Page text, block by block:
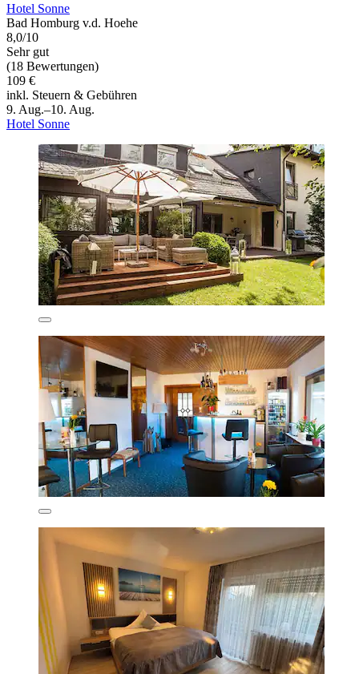
Hotel Sonne
Bad Homburg v.d. Hoehe
8,0/10
Sehr gut
(18 Bewertungen)
109 €
inkl. Steuern & Gebühren
9. Aug.–10. Aug.
Hotel Sonne